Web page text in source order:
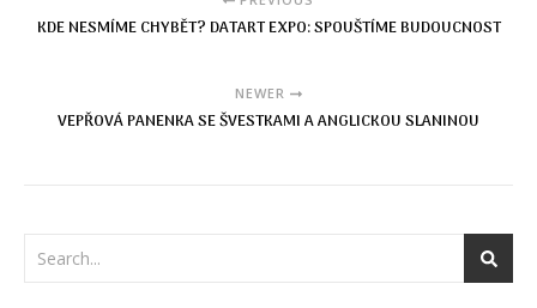
KDE NESMÍME CHYBĚT? DATART EXPO: SPOUŠTÍME BUDOUCNOST
NEWER
VEPŘOVÁ PANENKA SE ŠVESTKAMI A ANGLICKOU SLANINOU